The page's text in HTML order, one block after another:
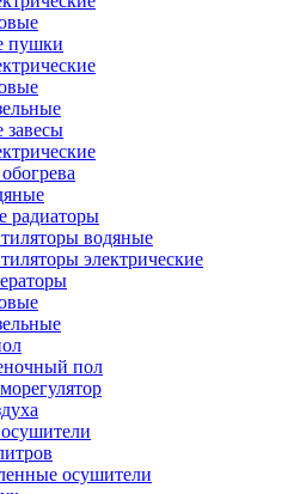
пушки
завесы
радиаторы
водяные
электрические
пол
осушители